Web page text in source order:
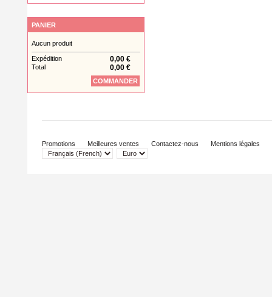
PANIER
Aucun produit
Expédition 0,00 €
Total 0,00 €
COMMANDER
Promotions Meilleures ventes Contactez-nous Mentions légales